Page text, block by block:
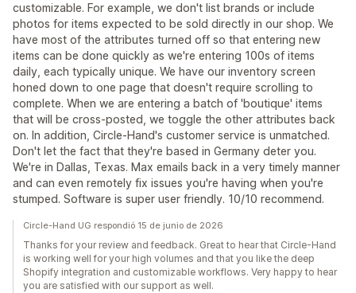
customizable. For example, we don't list brands or include
photos for items expected to be sold directly in our shop. We
have most of the attributes turned off so that entering new
items can be done quickly as we're entering 100s of items
daily, each typically unique. We have our inventory screen
honed down to one page that doesn't require scrolling to
complete. When we are entering a batch of 'boutique' items
that will be cross-posted, we toggle the other attributes back
on. In addition, Circle-Hand's customer service is unmatched.
Don't let the fact that they're based in Germany deter you.
We're in Dallas, Texas. Max emails back in a very timely manner
and can even remotely fix issues you're having when you're
stumped. Software is super user friendly. 10/10 recommend.
Circle-Hand UG respondió 15 de junio de 2026
Thanks for your review and feedback. Great to hear that Circle-Hand
is working well for your high volumes and that you like the deep
Shopify integration and customizable workflows. Very happy to hear
you are satisfied with our support as well.